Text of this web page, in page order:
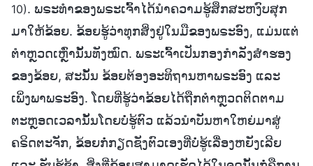
10). ພຣະທຳຂອງພຣະເຈົ້າໄດ້ນໍາຄວາມຮູ້ສຶກສະຫງົບສຸກ
ມາໃຫ້ຂ້ອຍ. ຂ້ອຍຮູ້ວ່າທຸກສິ່ງຢູ່ໃນມືຂອງພຣະອົງ, ແມ່ນແຕ່
ຕຳຫຼວດເຫຼົ່ານັ້ນທັງໝົດ. ພຣະເຈົ້າເປັນກອງກໍາລັງສໍາຮອງ
ຂອງຂ້ອຍ, ສະນັ້ນ ຂ້ອຍຕ້ອງອະທິຖານຫາພຣະອົງ ແລະ
ເພິ່ງພາພຣະອົງ. ໂດຍທີ່ຮູ້ວ່າຂ້ອຍໄດ້ຖືກຕໍາຫຼວດຕິດຕາມ
ຕະຫຼອດເວລານັ້ນໂດຍບໍ່ຮູ້ຕົວ ແລ້ວນໍາບັນຫາໃຫຍ່ມາສູ່
ຄຣິດຕະຈັກ, ຂ້ອຍກໍ່ກຽດຊັງຕົວເອງທີ່ບໍ່ຮູ້ເລື່ອງຫຍັງເລີຍ